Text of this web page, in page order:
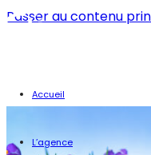
Passer au contenu
Accueil
L’agence